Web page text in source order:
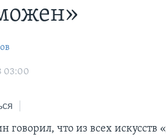
03:00
говорил, что из всех искусств